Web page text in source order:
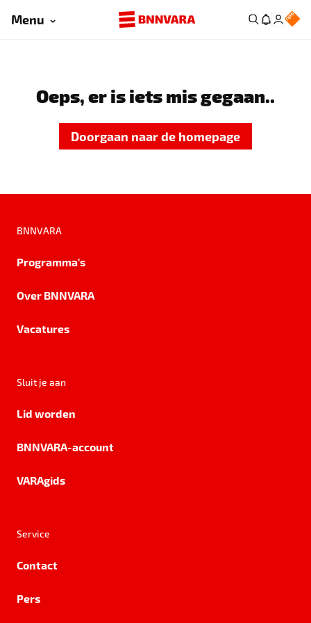
Menu
Oeps, er is iets mis gegaan..
Doorgaan naar de homepage
BNNVARA
Programma's
Over BNNVARA
Vacatures
Sluit je aan
Lid worden
BNNVARA-account
VARAgids
Service
Contact
Pers